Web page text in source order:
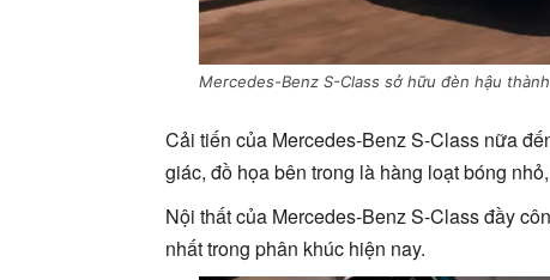
Mercedes-Benz S-Class sở hữu đèn hậu
Cải tiến của Mercedes-Benz S-Class nữa
giác, đồ họa bên trong là hàng loạt bóng
Nội thất của Mercedes-Benz S-Class đầy
nhất trong phân khúc hiện nay.